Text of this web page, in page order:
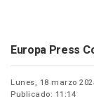
Europa Press
Lunes, 18 marzo
Publicado: 11:14